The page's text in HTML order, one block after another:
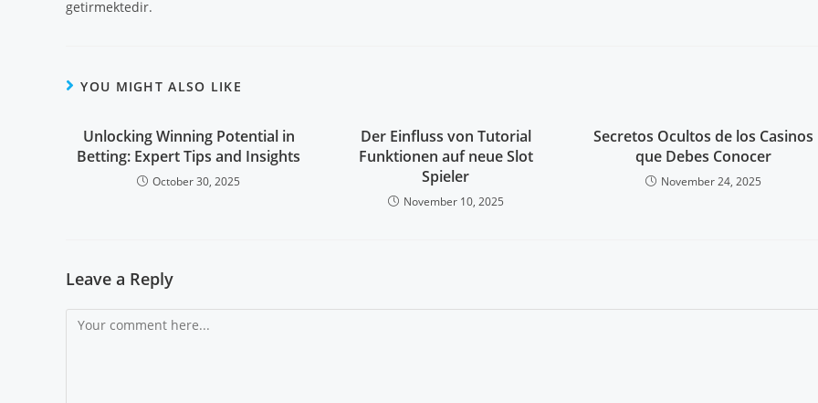
getirmektedir.
YOU MIGHT ALSO LIKE
Unlocking Winning Potential in
Betting: Expert Tips and Insights
October 30, 2025
Der Einfluss von Tutorial
Funktionen auf neue Slot
Spieler
November 10, 2025
Secretos Ocultos de los Casinos
que Debes Conocer
November 24, 2025
Leave a Reply